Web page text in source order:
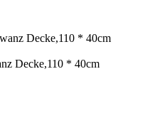
Decke,110 * 40cm